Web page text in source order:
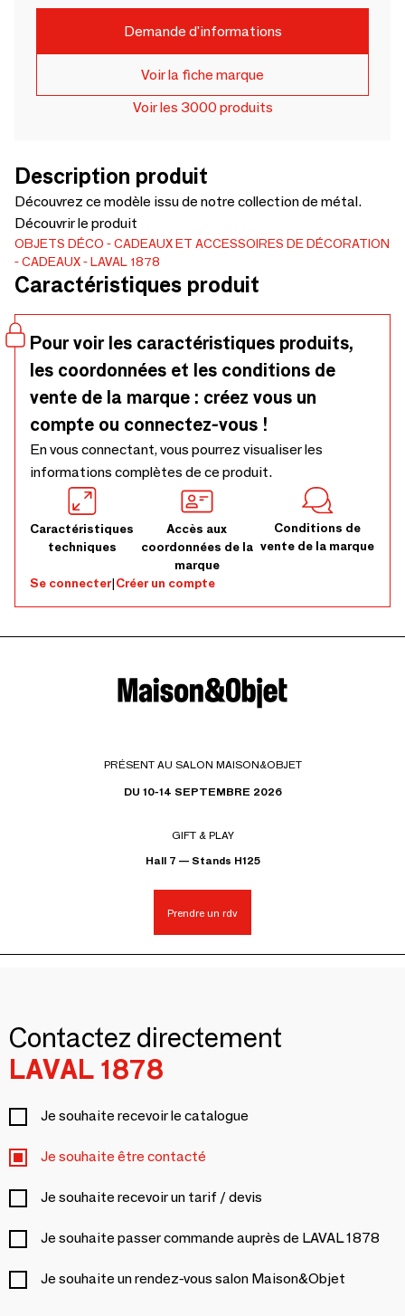
Demande d'informations
Voir la fiche marque
Voir les 3000 produits
Description produit
Découvrez ce modèle issu de notre collection de métal.
Découvrir le produit
OBJETS DÉCO
CADEAUX ET ACCESSOIRES DE DÉCORATION
CADEAUX
LAVAL 1878
Caractéristiques produit
Pour voir les caractéristiques produits,
les coordonnées et les conditions de
vente de la marque : créez vous un
compte ou connectez-vous !
En vous connectant, vous pourrez visualiser les
informations complètes de ce produit.
Caractéristiques
techniques
Accès aux
coordonnées de la
marque
Conditions de
vente de la marque
Se connecter|Créer un compte
PRÉSENT AU SALON MAISON&OBJET
DU 10-14 SEPTEMBRE 2026
GIFT & PLAY
Hall 7 — Stands H125
Prendre un rdv
Contactez directement
LAVAL 1878
Je souhaite recevoir le catalogue
Je souhaite être contacté
Je souhaite recevoir un tarif / devis
Je souhaite passer commande auprès de LAVAL 1878
Je souhaite un rendez-vous salon Maison&Objet